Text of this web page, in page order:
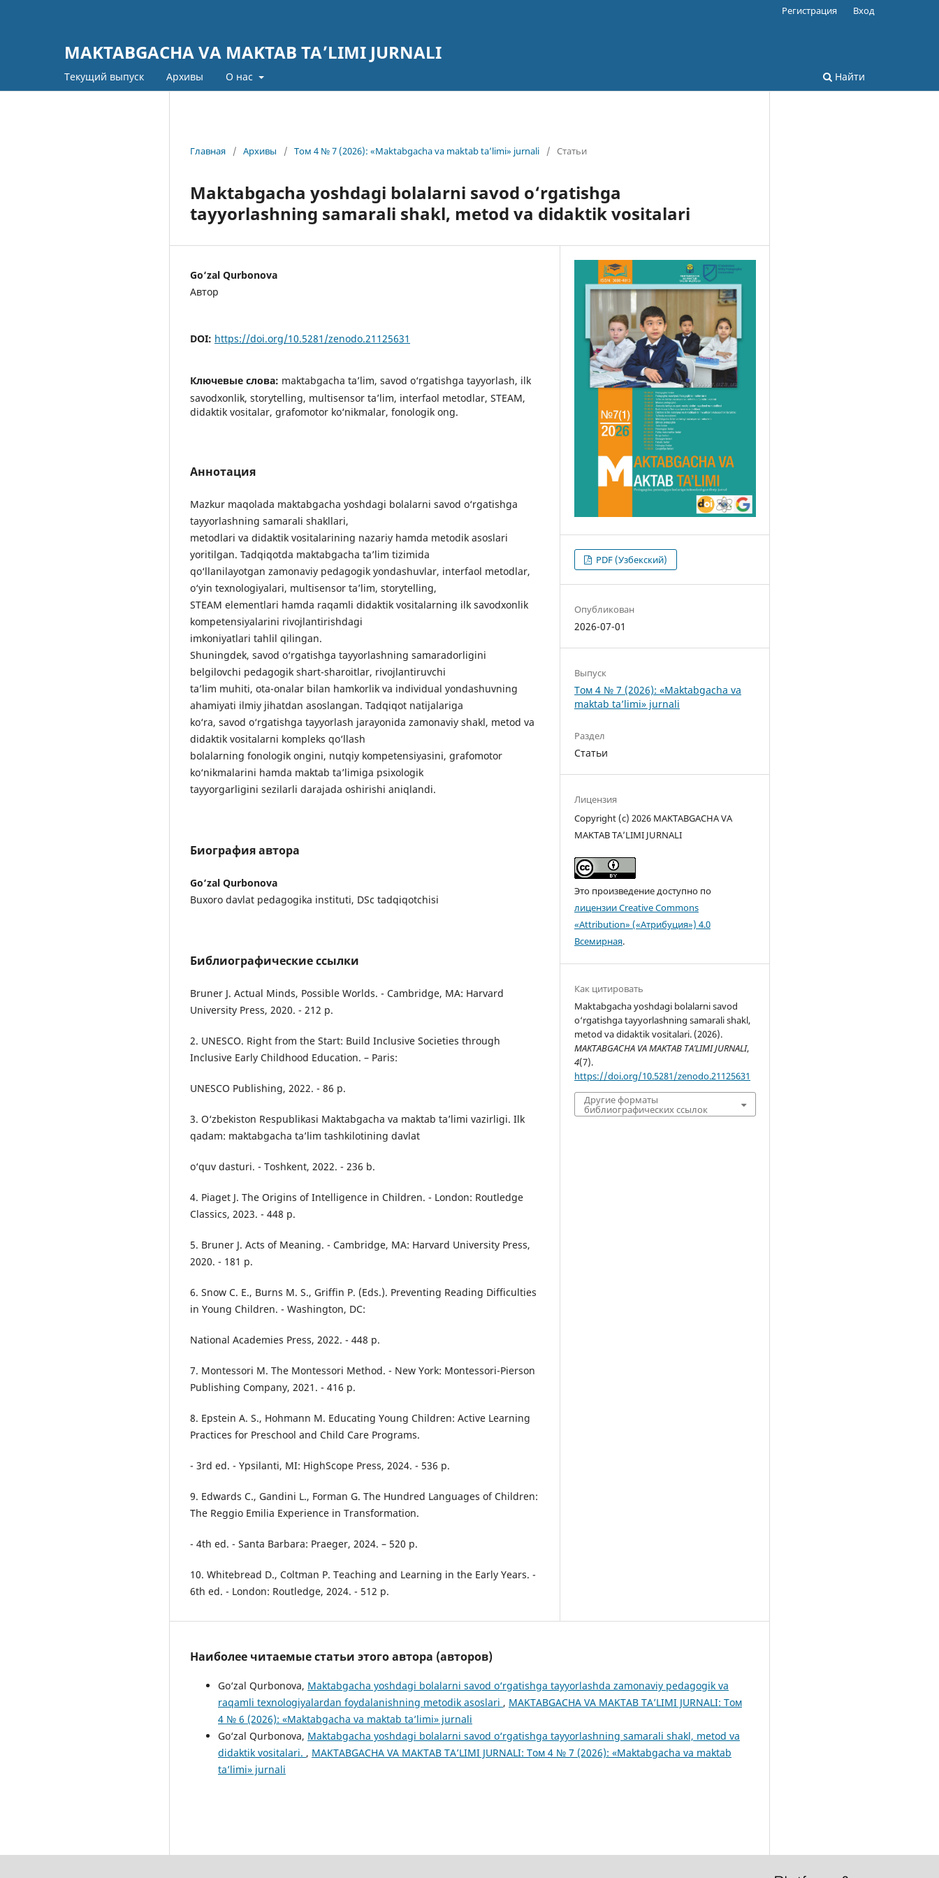
MAKTABGACHA VA MAKTAB TA’LIMI JURNALI
Текущий выпуск Архивы О нас Найти
Регистрация Вход
Главная / Архивы / Том 4 № 7 (2026): «Maktabgacha va maktab ta’limi» jurnali / Статьи
Maktabgacha yoshdagi bolalarni savod o‘rgatishga
tayyorlashning samarali shakl, metod va didaktik vositalari
Go‘zal Qurbonova
Автор
DOI: https://doi.org/10.5281/zenodo.21125631
Ключевые слова: maktabgacha ta’lim, savod o‘rgatishga tayyorlash, ilk
savodxonlik, storytelling, multisensor ta’lim, interfaol metodlar, STEAM,
didaktik vositalar, grafomotor ko‘nikmalar, fonologik ong.
Аннотация
Mazkur maqolada maktabgacha yoshdagi bolalarni savod o‘rgatishga
tayyorlashning samarali shakllari,
metodlari va didaktik vositalarining nazariy hamda metodik asoslari
yoritilgan. Tadqiqotda maktabgacha ta’lim tizimida
qo‘llanilayotgan zamonaviy pedagogik yondashuvlar, interfaol metodlar,
o‘yin texnologiyalari, multisensor ta’lim, storytelling,
STEAM elementlari hamda raqamli didaktik vositalarning ilk savodxonlik
kompetensiyalarini rivojlantirishdagi
imkoniyatlari tahlil qilingan.
Shuningdek, savod o‘rgatishga tayyorlashning samaradorligini
belgilovchi pedagogik shart-sharoitlar, rivojlantiruvchi
ta’lim muhiti, ota-onalar bilan hamkorlik va individual yondashuvning
ahamiyati ilmiy jihatdan asoslangan. Tadqiqot natijalariga
ko‘ra, savod o‘rgatishga tayyorlash jarayonida zamonaviy shakl, metod va
didaktik vositalarni kompleks qo‘llash
bolalarning fonologik ongini, nutqiy kompetensiyasini, grafomotor
ko‘nikmalarini hamda maktab ta’limiga psixologik
tayyorgarligini sezilarli darajada oshirishi aniqlandi.
Биография автора
Go‘zal Qurbonova
Buxoro davlat pedagogika instituti, DSc tadqiqotchisi
Библиографические ссылки
Bruner J. Actual Minds, Possible Worlds. - Cambridge, MA: Harvard
University Press, 2020. - 212 p.
2. UNESCO. Right from the Start: Build Inclusive Societies through
Inclusive Early Childhood Education. – Paris:
UNESCO Publishing, 2022. - 86 p.
3. O‘zbekiston Respublikasi Maktabgacha va maktab ta’limi vazirligi. Ilk
qadam: maktabgacha ta’lim tashkilotining davlat
o‘quv dasturi. - Toshkent, 2022. - 236 b.
4. Piaget J. The Origins of Intelligence in Children. - London: Routledge
Classics, 2023. - 448 p.
5. Bruner J. Acts of Meaning. - Cambridge, MA: Harvard University Press,
2020. - 181 p.
6. Snow C. E., Burns M. S., Griffin P. (Eds.). Preventing Reading Difficulties
in Young Children. - Washington, DC:
National Academies Press, 2022. - 448 p.
7. Montessori M. The Montessori Method. - New York: Montessori-Pierson
Publishing Company, 2021. - 416 p.
8. Epstein A. S., Hohmann M. Educating Young Children: Active Learning
Practices for Preschool and Child Care Programs.
- 3rd ed. - Ypsilanti, MI: HighScope Press, 2024. - 536 p.
9. Edwards C., Gandini L., Forman G. The Hundred Languages of Children:
The Reggio Emilia Experience in Transformation.
- 4th ed. - Santa Barbara: Praeger, 2024. – 520 p.
10. Whitebread D., Coltman P. Teaching and Learning in the Early Years. -
6th ed. - London: Routledge, 2024. - 512 p.
PDF (Узбекский)
Опубликован
2026-07-01
Выпуск
Том 4 № 7 (2026): «Maktabgacha va
maktab ta’limi» jurnali
Раздел
Статьи
Лицензия
Copyright (c) 2026 MAKTABGACHA VA
MAKTAB TA’LIMI JURNALI
Это произведение доступно по
лицензии Creative Commons
«Attribution» («Атрибуция») 4.0
Всемирная.
Как цитировать
Maktabgacha yoshdagi bolalarni savod
o‘rgatishga tayyorlashning samarali shakl,
metod va didaktik vositalari. (2026).
MAKTABGACHA VA MAKTAB TA’LIMI JURNALI,
4(7).
https://doi.org/10.5281/zenodo.21125631
Другие форматы
библиографических ссылок
Наиболее читаемые статьи этого автора (авторов)
Go‘zal Qurbonova, Maktabgacha yoshdagi bolalarni savod o‘rgatishga tayyorlashda zamonaviy pedagogik va
raqamli texnologiyalardan foydalanishning metodik asoslari , MAKTABGACHA VA MAKTAB TA’LIMI JURNALI: Том
4 № 6 (2026): «Maktabgacha va maktab ta’limi» jurnali
Go‘zal Qurbonova, Maktabgacha yoshdagi bolalarni savod o‘rgatishga tayyorlashning samarali shakl, metod va
didaktik vositalari. , MAKTABGACHA VA MAKTAB TA’LIMI JURNALI: Том 4 № 7 (2026): «Maktabgacha va maktab
ta’limi» jurnali